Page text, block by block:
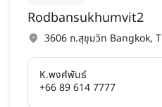
Rodbansukhumvit2
3606 ถ.สุขุมวิท Bangkok,
K.พงศ์พันธ์
+66 89 614 7777